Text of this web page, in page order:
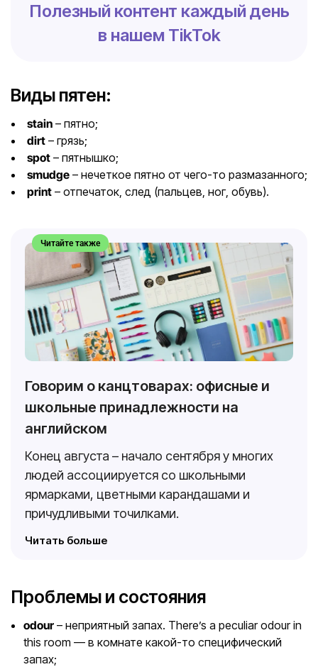
Полезный контент каждый день
в нашем TikTok
Виды пятен:
stain – пятно;
dirt – грязь;
spot – пятнышко;
smudge – нечеткое пятно от чего-то размазанного;
print – отпечаток, след (пальцев, ног, обувь).
Говорим о канцтоварах: офисные и
школьные принадлежности на
английском
Читайте также
Конец августа – начало сентября у многих
людей ассоциируется со школьными
ярмарками, цветными карандашами и
причудливыми точилками.
Читать больше
Проблемы и состояния
odour – неприятный запах. There’s a peculiar odour in
this room — в комнате какой-то специфический
запах;